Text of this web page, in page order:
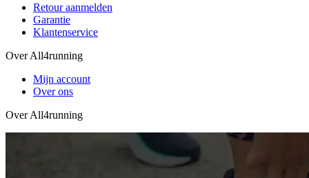
Retour aanmelden
Garantie
Klantenservice
Over All4running
Mijn account
Over ons
Over All4running